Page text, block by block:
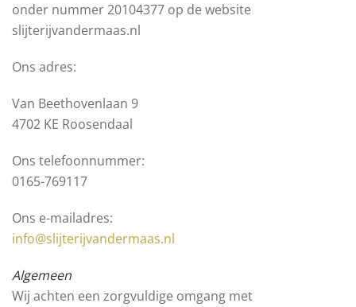
onder nummer 20104377 op de website
slijterijvandermaas.nl
Ons adres:
Van Beethovenlaan 9
4702 KE Roosendaal
Ons telefoonnummer:
0165-769117
Ons e-mailadres:
info@slijterijvandermaas.nl
Algemeen
Wij achten een zorgvuldige omgang met